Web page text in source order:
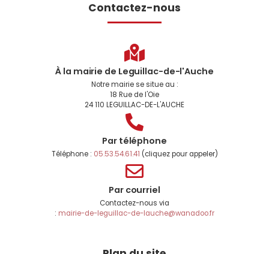
Contactez-nous
À la mairie de Leguillac-de-l'Auche
Notre mairie se situe au :
18 Rue de l'Oie
24 110 LEGUILLAC-DE-L'AUCHE
Par téléphone
Téléphone : 05.53.54.61.41 (cliquez pour appeler)
Par courriel
Contactez-nous via
: mairie-de-leguillac-de-lauche@wanadoo.fr